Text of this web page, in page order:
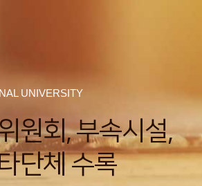
UNIVERSITY
원회, 부속시설,
단체 수록